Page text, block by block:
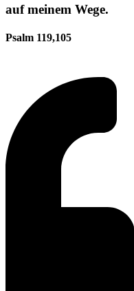
auf meinem Wege.
Psalm 119,105